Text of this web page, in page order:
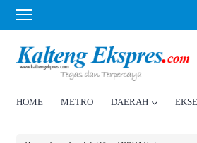
HOME METRO DAERAH